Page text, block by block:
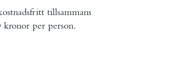
tillsammans
kronor per person.